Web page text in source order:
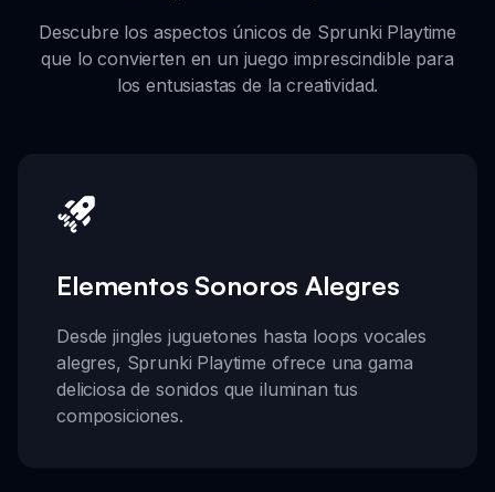
Descubre los aspectos únicos de Sprunki Playtime
que lo convierten en un juego imprescindible para
los entusiastas de la creatividad.
Elementos Sonoros Alegres
Desde jingles juguetones hasta loops vocales
alegres, Sprunki Playtime ofrece una gama
deliciosa de sonidos que iluminan tus
composiciones.